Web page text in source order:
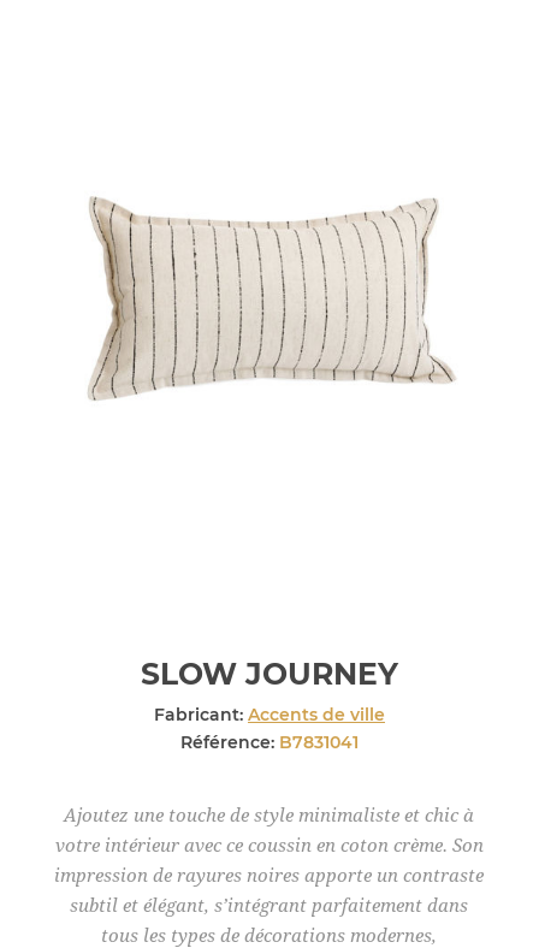
SLOW JOURNEY
Fabricant: Accents de ville
Référence: B7831041
Ajoutez une touche de style minimaliste et chic à
votre intérieur avec ce coussin en coton crème. Son
impression de rayures noires apporte un contraste
subtil et élégant, s’intégrant parfaitement dans
tous les types de décorations modernes,